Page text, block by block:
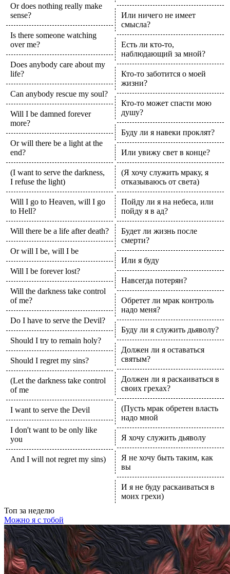
Or does nothing really make
sense?
Is there someone watching
over me?
Does anybody care about my
life?
Can anybody rescue my soul?
Will I be damned forever
more?
Or will there be a light at the
end?
(I want to serve the darkness,
I refuse the light)
Will I go to Heaven, will I go
to Hell?
Will there be a life after death?
Or will I be, will I be
Will I be forever lost?
Will the darkness take control
of me?
Do I have to serve the Devil?
Should I try to remain holy?
Should I regret my sins?
(Let the darkness take control
of me
I want to serve the Devil
I don't want to be only like
you
And I will not regret my sins)
Или ничего не имеет
смысла?
Есть ли кто-то,
наблюдающий за мной?
Кто-то заботится о моей
жизни?
Кто-то может спасти мою
душу?
Буду ли я навеки проклят?
Или увижу свет в конце?
(Я хочу служить мраку, я
отказываюсь от света)
Пойду ли я на небеса, или
пойду я в ад?
Будет ли жизнь после
смерти?
Или я буду
Навсегда потерян?
Обретет ли мрак контроль
надо меня?
Буду ли я служить дьяволу?
Должен ли я оставаться
святым?
Должен ли я раскаиваться в
своих грехах?
(Пусть мрак обретен власть
надо мной
Я хочу служить дьяволу
Я не хочу быть таким, как
вы
И я не буду раскаиваться в
моих грехи)
Топ за неделю
Можно я с тобой